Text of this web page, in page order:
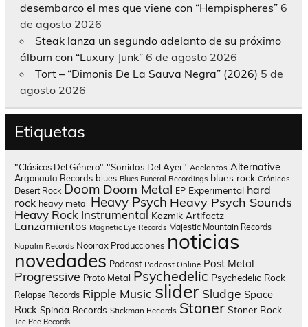
desembarco el mes que viene con “Hempispheres” 6
de agosto 2026
Steak lanza un segundo adelanto de su próximo
álbum con “Luxury Junk” 6 de agosto 2026
Tort – “Dimonis De La Sauva Negra” (2026) 5 de
agosto 2026
Etiquetas
"Clásicos Del Género" "Sonidos Del Ayer" Adelantos Alternative
Argonauta Records blues Blues Funeral Recordings blues rock Crónicas
Desert Rock Doom Doom Metal EP Experimental hard
rock heavy metal Heavy Psych Heavy Psych Sounds
Heavy Rock Instrumental Kozmik Artifactz
Lanzamientos Magnetic Eye Records Majestic Mountain Records
Napalm Records Nooirax Producciones noticias
novedades Podcast Podcast Online Post Metal
Progressive Proto Metal Psychedelic Psychedelic Rock
Relapse Records Ripple Music slider Sludge Space
Rock Spinda Records Stickman Records Stoner Stoner Rock
Tee Pee Records